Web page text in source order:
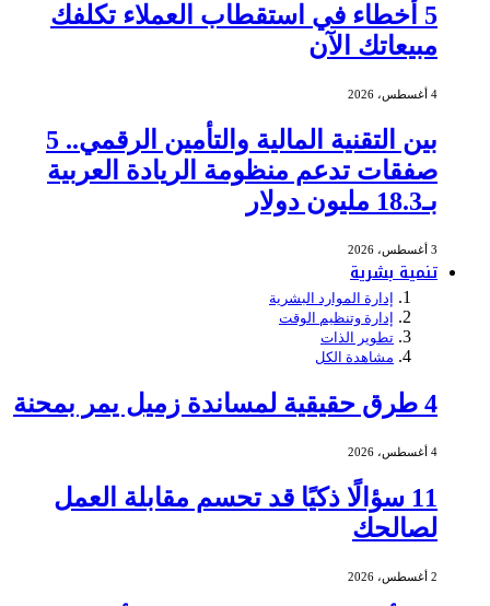
5 أخطاء في استقطاب العملاء تكلفك
مبيعاتك الآن
4 أغسطس، 2026
بين التقنية المالية والتأمين الرقمي.. 5
صفقات تدعم منظومة الريادة العربية
بـ18.3 مليون دولار
3 أغسطس، 2026
تنمية بشرية
إدارة الموارد البشرية
إدارة وتنظيم الوقت
تطوير الذات
مشاهدة الكل
4 طرق حقيقية لمساندة زميل يمر بمحنة
4 أغسطس، 2026
11 سؤالًا ذكيًا قد تحسم مقابلة العمل
لصالحك
2 أغسطس، 2026